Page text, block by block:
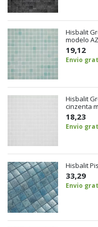
Hisbalit
modelo
19,12
Envio
Hisbalit
cinzenta
18,23
Envio
Hisbalit
33,29
Envio